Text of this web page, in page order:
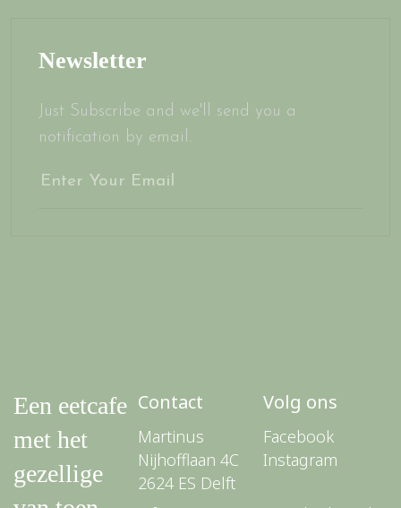
Newsletter
Just Subscribe and we'll send you a
notification by email.
Een eetcafe
met het
gezellige
Contact
Martinus
Nijhofflaan 4C
2624 ES Delft
Volg ons
Facebook
Instagram